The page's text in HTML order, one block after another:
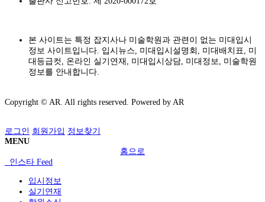
본 사이트는 특정 잡지사나 미술학원과 관련이 없는 미대입시
정보 사이트입니다. 입시뉴스, 미대입시설명회, 미대배치표, 미
대등급컷, 온라인 실기연재, 미대입시상담, 미대정보, 미술학원
정보를 안내합니다.
Copyright © AR. All rights reserved. Powered by AR
로그인 회원가입 정보찾기
MENU
홈으로
인스타 Feed
입시정보
실기연재